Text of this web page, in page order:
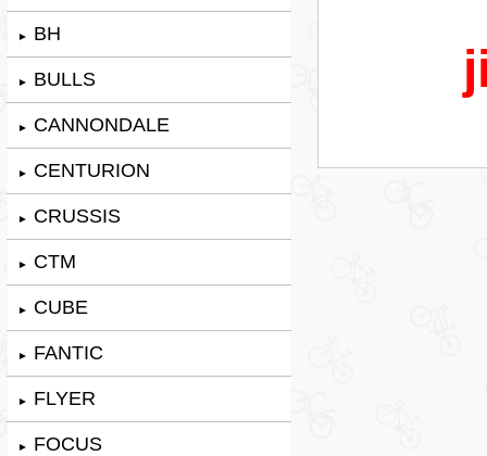
► BH
► BULLS
► CANNONDALE
► CENTURION
► CRUSSIS
► CTM
► CUBE
► FANTIC
► FLYER
► FOCUS